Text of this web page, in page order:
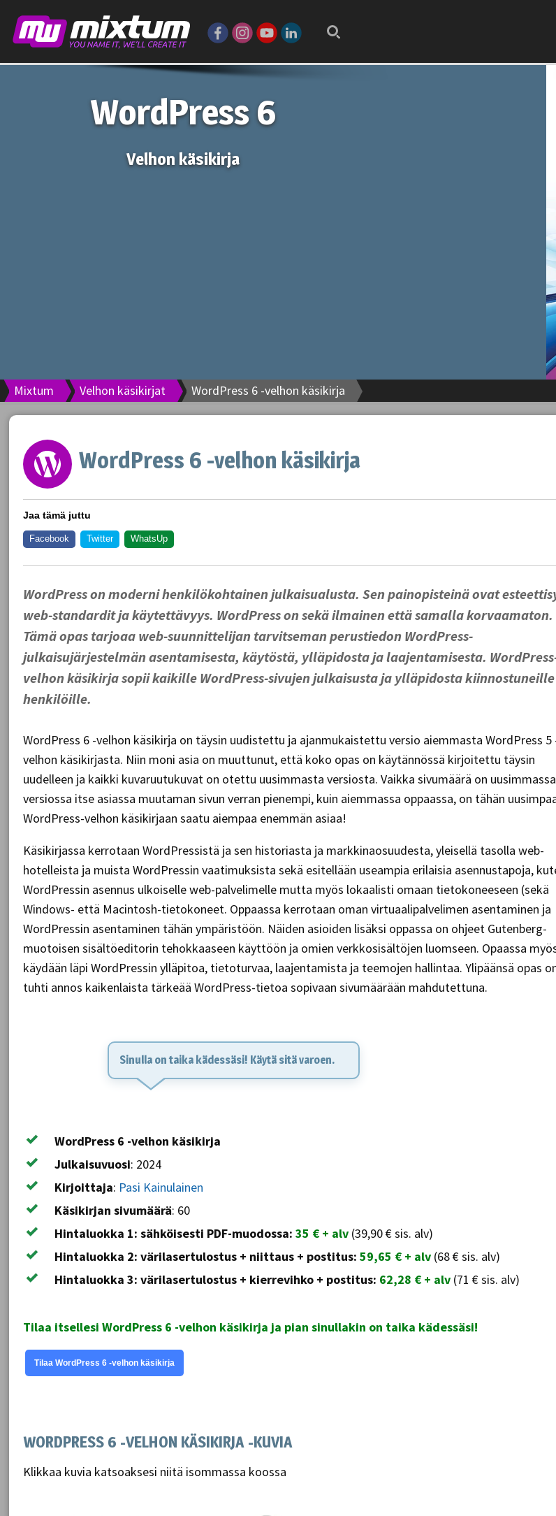
WordPress 6
Velhon käsikirja
Mixtum Velhon käsikirjat WordPress 6 -velhon käsikirja
WordPress 6 -velhon käsikirja
Jaa tämä juttu
Facebook Twitter WhatsUp
WordPress on moderni henkilökohtainen julkaisualusta. Sen painopisteinä ovat
web-standardit ja käytettävyys. WordPress on sekä ilmainen että samalla korvaamaton.
Tämä opas tarjoaa web-suunnittelijan tarvitseman perustiedon WordPress-
julkaisujärjestelmän asentamisesta, käytöstä, ylläpidosta ja laajentamisesta.
velhon käsikirja sopii kaikille WordPress-sivujen julkaisusta ja ylläpidosta kiinnostuneille
henkilöille.
WordPress 6 -velhon käsikirja on täysin uudistettu ja ajanmukaistettu versio aiemmasta WordPress 5
velhon käsikirjasta. Niin moni asia on muuttunut, että koko opas on käytännössä kirjoitettu täysin
uudelleen ja kaikki kuvaruutukuvat on otettu uusimmasta versiosta. Vaikka sivumäärä on uusimmassa
versiossa itse asiassa muutaman sivun verran pienempi, kuin aiemmassa oppaassa, on tähän
WordPress-velhon käsikirjaan saatu aiempaa enemmän asiaa!
Käsikirjassa kerrotaan WordPressistä ja sen historiasta ja markkinaosuudesta, yleisellä tasolla web-
hotelleista ja muista WordPressin vaatimuksista sekä esitellään useampia erilaisia asennustapoja,
WordPressin asennus ulkoiselle web-palvelimelle mutta myös lokaalisti omaan tietokoneeseen (sekä
Windows- että Macintosh-tietokoneet. Oppaassa kerrotaan oman virtuaalipalvelimen asentaminen ja
WordPressin asentaminen tähän ympäristöön. Näiden asioiden lisäksi oppassa on ohjeet Gutenberg-
muotoisen sisältöeditorin tehokkaaseen käyttöön ja omien verkkosisältöjen luomseen. Opaassa
käydään läpi WordPressin ylläpitoa, tietoturvaa, laajentamista ja teemojen hallintaa. Ylipäänsä opas
tuhti annos kaikenlaista tärkeää WordPress-tietoa sopivaan sivumäärään mahdutettuna.
Sinulla on taika kädessäsi! Käytä sitä varoen.
WordPress 6 -velhon käsikirja
Julkaisuvuosi: 2024
Kirjoittaja: Pasi Kainulainen
Käsikirjan sivumäärä: 60
Hintaluokka 1: sähköisesti PDF-muodossa: 35 € + alv (39,90 € sis. alv)
Hintaluokka 2: värilasertulostus + niittaus + postitus: 59,65 € + alv (68 € sis. alv)
Hintaluokka 3: värilasertulostus + kierrevihko + postitus: 62,28 € + alv (71 € sis. alv)
Tilaa itsellesi WordPress 6 -velhon käsikirja ja pian sinullakin on taika kädessäsi!
Tilaa WordPress 6 -velhon käsikirja
WORDPRESS 6 -VELHON KÄSIKIRJA -KUVIA
Klikkaa kuvia katsoaksesi niitä isommassa koossa